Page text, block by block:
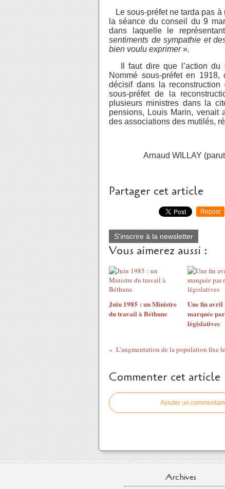
Le sous-préfet ne tarda pas à
la séance du conseil du 9
dans laquelle le
sentiments de sympathie et
bien voulu exprimer».
Il faut dire que l’action du
Nommé sous-préfet en
décisif dans la
sous-préfet de la
plusieurs ministres dans la
pensions, Louis Marin, venait
des associations des mutilés,
Arnaud WILLAY (parution
Partager cet article
Repost
S'inscrire à la newsletter
Vous aimerez aussi :
Juin 1985 : un Ministre
du travail à Béthune
Une fin avril
marquée
législatives
Commenter cet article
Ajouter un
Archives